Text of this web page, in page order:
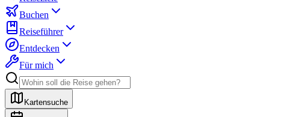
Buchen
Reiseführer
Entdecken
Für mich
Kartensuche